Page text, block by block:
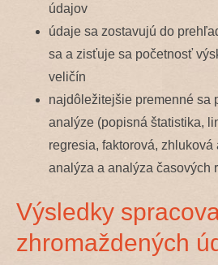
údajov
údaje sa zostavujú do
sa a zisťuje sa početnosť
veličín
najdôležitejšie premenné sa
analýze (popisná štatistika,
regresia, faktorová, zhluková
analýza a analýza časových
Výsledky
zhromaždených